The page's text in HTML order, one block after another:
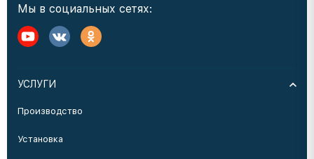
Мы в социальных сетях:
УСЛУГИ
Производство
Установка